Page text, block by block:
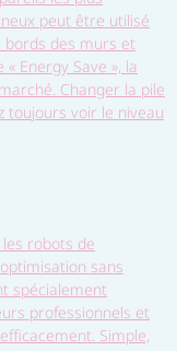
peut être utilisé
bords des murs et
Energy Save », la
Changer la pile
toujours voir le niveau
robots de
sans
spécialement
professionnels et
Simple,